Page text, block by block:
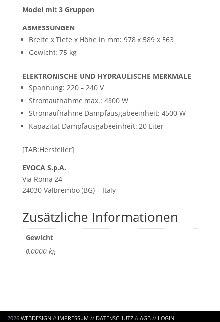
Model mit 3 Gruppen
ABMESSUNGEN
Breite x Tiefe x Höhe in mm: 978 x 589 x 563
Gewicht: 75 kg
ELEKTRONISCHE UND HYDRAULISCHE MERKMALE
Spannung: 220 – 240 V
Stromaufnahme max.: 4800 W
​Stromaufnahme Dampfausgabeeinheit: 4500 W
Kapazität Dampfausgabeeinheit: 20 Liter
[TAB:Hersteller]
EVOCA S.p.A.
Via Roma 24
24030 Valbrembo (BG) – Italy
Zusätzliche Informationen
Gewicht
0,0000 kg
2026 WEBDESIGN // IMPRESSUM // DATENSCHUTZ // AGB // LOGIN